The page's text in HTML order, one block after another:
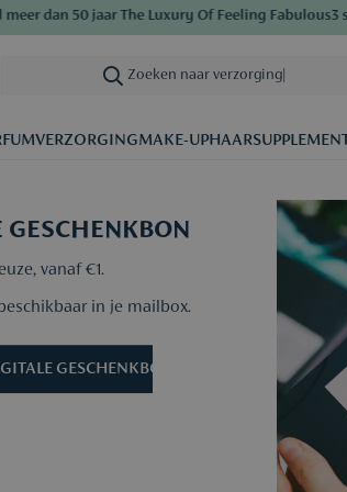
dan 50 jaar The Luxury Of Feeling Fabulous3
Zoeken naar verzorging|
VERZORGINGMAKE-UPHAAR
GESCHENKBON
vanaf €1.
in je mailbox.
GESCHENKBON »